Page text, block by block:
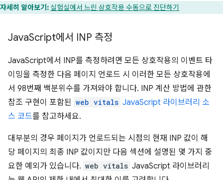
자세히 알아보기: 실험실에서 느린 상호작용 수동으로 진단하기
JavaScript에서 INP 측정
JavaScript에서 INP를 측정하려면 모든 상호작용의 이벤트 타
이밍을 측정한 다음 페이지 언로드 시 이러한 모든 상호작용에
서 98번째 백분위수를 가져와야 합니다. INP 계산 방법에 관한
참조 구현이 포함된 web vitals JavaScript 라이브러리 소
스 코드를 참고하세요.
대부분의 경우 페이지가 언로드되는 시점의 현재 INP 값이 해
당 페이지의 최종 INP 값이지만 다음 섹션에 설명된 몇 가지 중
요한 예외가 있습니다. web vitals JavaScript 라이브러리